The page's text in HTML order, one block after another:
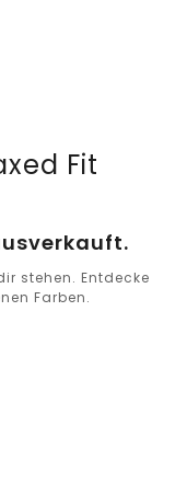
Fit
stehen. Entdecke
Farben.